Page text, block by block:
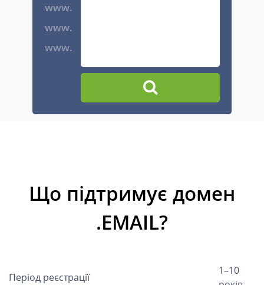
www.
www.
www.
Що підтримує домен
.EMAIL?
Період реєстрації
1–10